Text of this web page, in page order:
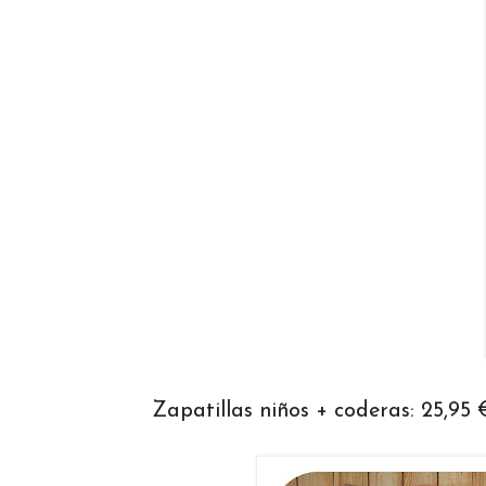
Zapatillas niños + coderas: 25,95